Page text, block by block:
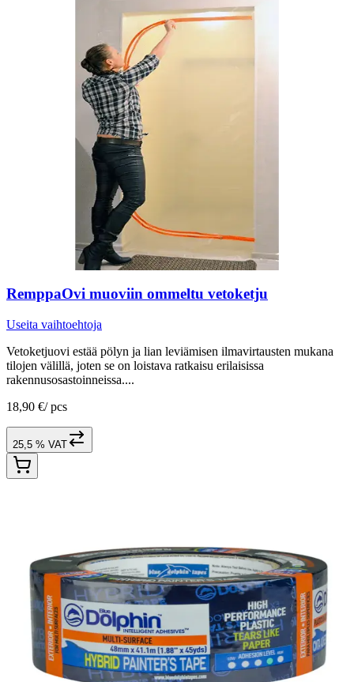
RemppaOvi muoviin ommeltu vetoketju
Useita vaihtoehtoja
Vetoketjuovi estää pölyn ja lian leviämisen ilmavirtausten mukana
tilojen välillä, joten se on loistava ratkaisu erilaisissa
rakennusosastoinneissa....
18,90 €/ pcs
25,5 % VAT